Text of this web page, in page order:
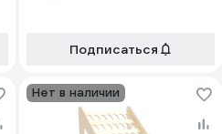
Подписаться
Нет в наличии